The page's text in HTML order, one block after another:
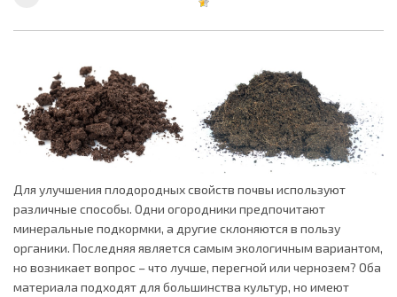
Для улучшения плодородных свойств почвы используют
различные способы. Одни огородники предпочитают
минеральные подкормки, а другие склоняются в пользу
органики. Последняя является самым экологичным вариантом,
но возникает вопрос – что лучше, перегной или чернозем? Оба
материала подходят для большинства культур, но имеют